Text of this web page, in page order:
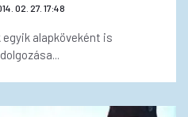
02. 27. 17:48
alapköveként is